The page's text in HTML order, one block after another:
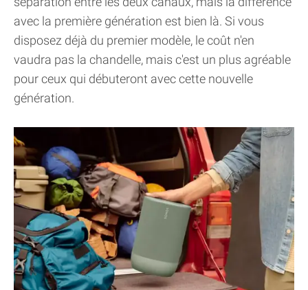
avec la première génération est bien là. Si vous
disposez déjà du premier modèle, le coût n'en
vaudra pas la chandelle, mais c'est un plus agréable
pour ceux qui débuteront avec cette nouvelle
génération.